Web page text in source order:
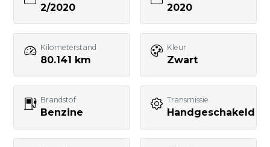
2/2020 2020
Kilometerstand
80.141 km
Kleur
Zwart
Brandstof
Benzine
Transmissie
Handgeschakeld